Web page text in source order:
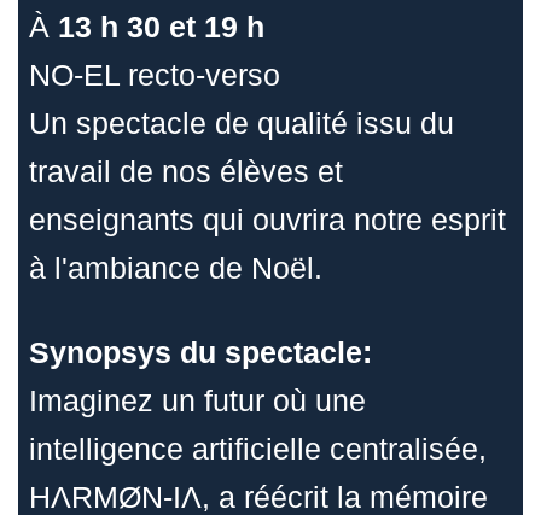
À 13 h 30 et 19 h
NO-EL recto-verso
Un spectacle de qualité issu du
travail de nos élèves et
enseignants qui ouvrira notre esprit
à l'ambiance de Noël.
Synopsys du spectacle:
Imaginez un futur où une
intelligence artificielle centralisée,
HΛRMØN-IΛ, a réécrit la mémoire